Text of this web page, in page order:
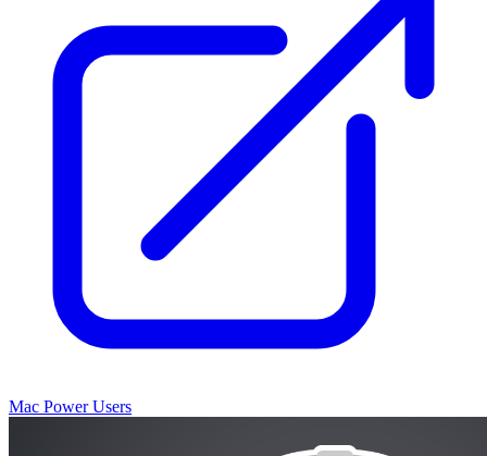
Mac Power Users